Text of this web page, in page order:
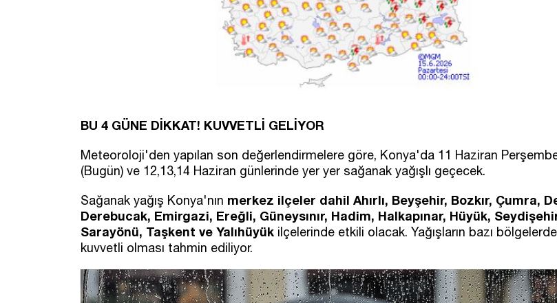
BU 4 GÜNE DİKKAT! KUVVETLİ GELİYOR
Meteoroloji'den yapılan son değerlendirmelere göre, Konya'da 11 Haziran
(Bugün) ve 12,13,14 Haziran günlerinde yer yer sağanak yağışlı geçecek.
Sağanak yağış Konya'nın merkez ilçeler dahil Ahırlı, Beyşehir, Bozkır, Çumra,
Derebucak, Emirgazi, Ereğli, Güneysınır, Hadim, Halkapınar, Hüyük,
Sarayönü, Taşkent ve Yalıhüyük ilçelerinde etkili olacak. Yağışların bazı
kuvvetli olması tahmin ediliyor.